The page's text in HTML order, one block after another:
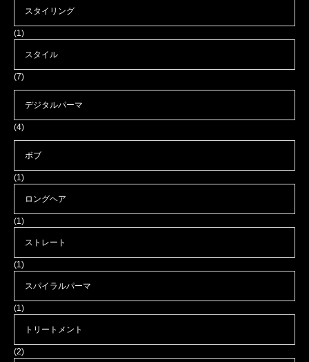
スタイリング
(1)
スタイル
(7)
デジタルパーマ
(4)
ボブ
(1)
ロングヘア
(1)
ストレート
(1)
スパイラルパーマ
(1)
トリートメント
(2)